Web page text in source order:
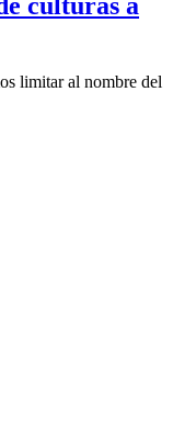
limitar al nombre del